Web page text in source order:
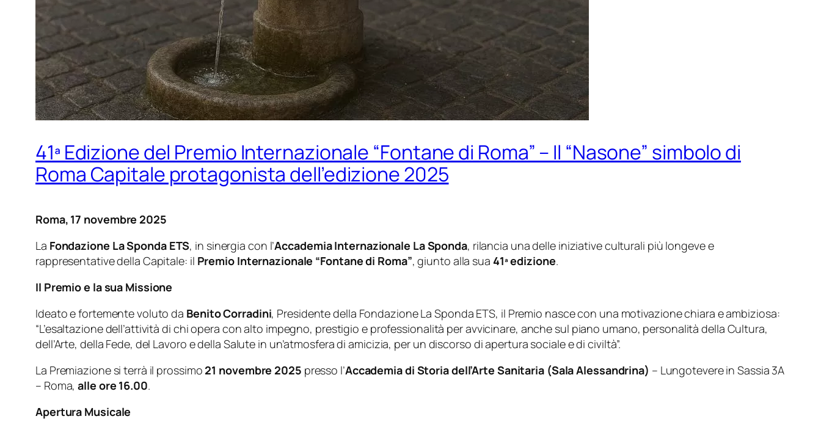
41ª Edizione del Premio Internazionale “Fontane di Roma” – Il “Nasone” simbolo di
Roma Capitale protagonista dell’edizione 2025
Roma, 17 novembre 2025
La Fondazione La Sponda ETS, in sinergia con l’Accademia Internazionale La Sponda, rilancia una delle iniziative culturali più longeve e
rappresentative della Capitale: il Premio Internazionale “Fontane di Roma”, giunto alla sua 41ª edizione.
Il Premio e la sua Missione
Ideato e fortemente voluto da Benito Corradini, Presidente della Fondazione La Sponda ETS, il Premio nasce con una motivazione chiara e ambiziosa:
“L’esaltazione dell’attività di chi opera con alto impegno, prestigio e professionalità per avvicinare, anche sul piano umano, personalità della Cultura,
dell’Arte, della Fede, del Lavoro e della Salute in un’atmosfera di amicizia, per un discorso di apertura sociale e di civiltà”.
La Premiazione si terrà il prossimo 21 novembre 2025 presso l’Accademia di Storia dell’Arte Sanitaria (Sala Alessandrina) – Lungotevere in Sassia 3A
– Roma,alle ore 16.00.
Apertura Musicale